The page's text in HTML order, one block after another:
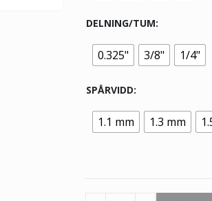
DELNING/TUM
0.325" 3/8" 1/4"
SPÅRVIDD
1.1 mm 1.3 mm